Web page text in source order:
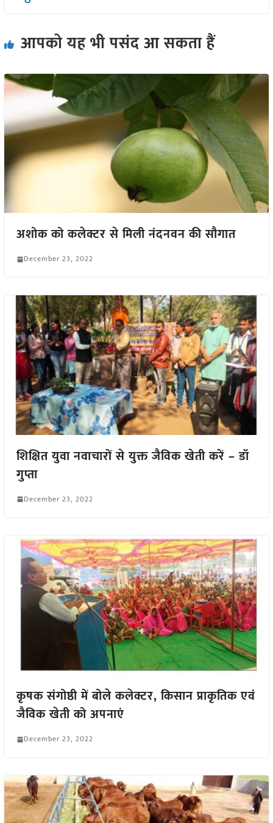
आपको यह भी पसंद आ सकता हैं
अशोक को कलेक्टर से मिली नंदनवन की सौगात
December 23, 2022
शिक्षित युवा नवाचारों से युक्त जैविक खेती करें – डॉ
गुप्ता
December 23, 2022
कृषक संगोष्ठी में बोले कलेक्टर, किसान प्राकृतिक एवं
जैविक खेती को अपनाएं
December 23, 2022